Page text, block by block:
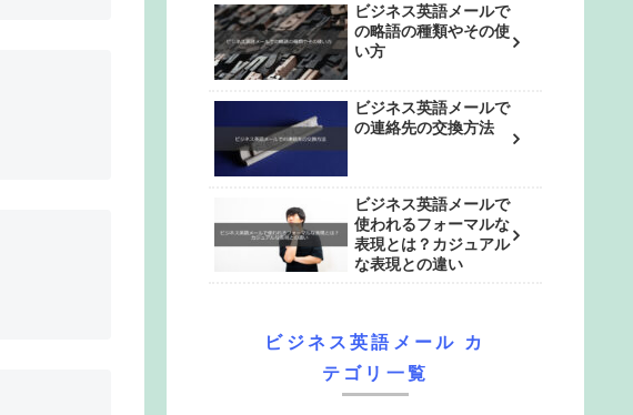
ビジネス英語メールで
の略語の種類やその使
い方
ビジネス英語メールで
の連絡先の交換方法
ビジネス英語メールで
使われるフォーマルな
表現とは？カジュアル
な表現との違い
ビジネス英語メール カ
テゴリ一覧